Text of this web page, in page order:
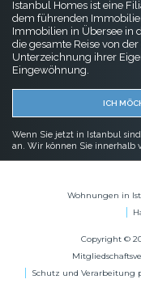
Istanbul Homes ist eine
dem führenden
Immobilien in Übersee in
die gesamte Reise von
Unterzeichnung ihrer
Eingewöhnung.
ICH
Wenn Sie jetzt in Istanbul
an. Wir können Sie innerhalb
Wohnungen in
Copyright ©
Schutz und Verarbeitung